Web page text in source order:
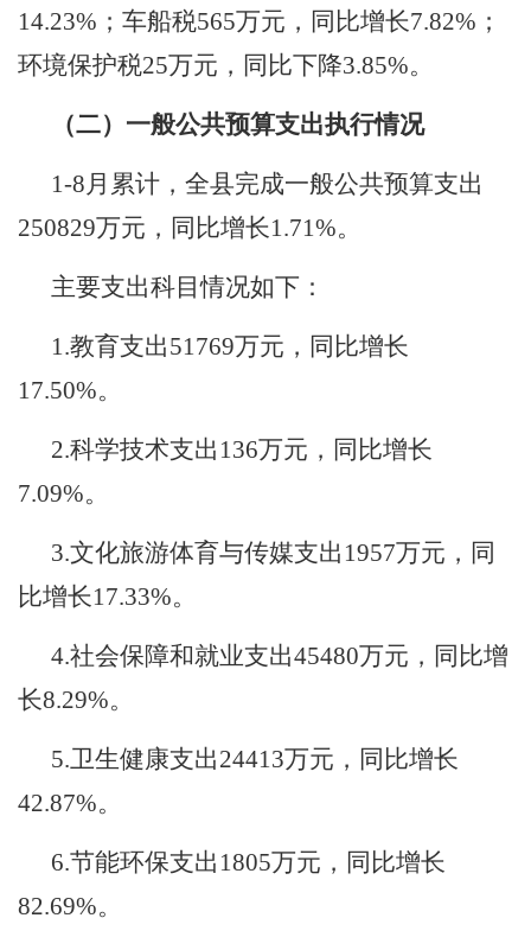
14.23% ；车船税565万元，同比增长7.82% ；
环境保护税25万元，同比下降3.85%。
（二）一般公共预算支出执行情况
1-8月累计， 全县完成一般公共预算支出
250829万元，同比增长1.71%。
主要支出科目情况如下：
1.教育支出51769万元，同比增长
17.50%。
2.科学技术支出 136万元，同比增长
7.09%。
3.文化旅游体育与传媒支出 1957万元，同
比增长17.33%。
4.社会保障和就业支出45480万元，同比增
长8.29%。
5.卫生健康支出24413万元，同比增长
42.87%。
6.节能环保支出 1805万元，同比增长
82.69%。